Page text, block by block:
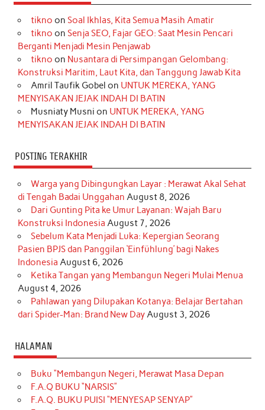
e
b
o
k
t
a
r
a
m
T
o
k
t
e
e
s
t
k
e
d
I
n
t
t
r
T
u
e
tikno on Soal Ikhlas, Kita Semua Masih Amatir
tikno on Senja SEO, Fajar GEO: Saat Mesin Pencari
Berganti Menjadi Mesin Penjawab
tikno on Nusantara di Persimpangan Gelombang:
Konstruksi Maritim, Laut Kita, dan Tanggung Jawab Kita
Amril Taufik Gobel on UNTUK MEREKA, YANG
MENYISAKAN JEJAK INDAH DI BATIN
Musniaty Musni on UNTUK MEREKA, YANG
MENYISAKAN JEJAK INDAH DI BATIN
POSTING TERAKHIR
Warga yang Dibingungkan Layar : Merawat Akal Sehat
di Tengah Badai Unggahan August 8, 2026
Dari Gunting Pita ke Umur Layanan: Wajah Baru
Konstruksi Indonesia August 7, 2026
Sebelum Kata Menjadi Luka: Kepergian Seorang
Pasien BPJS dan Panggilan ‘Einfühlung’ bagi Nakes
Indonesia August 6, 2026
Ketika Tangan yang Membangun Negeri Mulai Menua
August 4, 2026
Pahlawan yang Dilupakan Kotanya: Belajar Bertahan
dari Spider-Man: Brand New DayAugust 3, 2026
HALAMAN
Buku “Membangun Negeri, Merawat Masa Depan
F.A.Q BUKU “NARSIS”
F.A.Q. BUKU PUISI “MENYESAP SENYAP”